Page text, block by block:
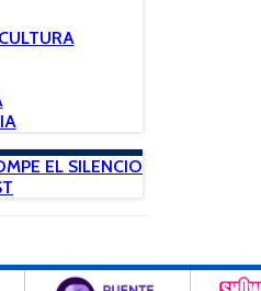
EL SILENCIO